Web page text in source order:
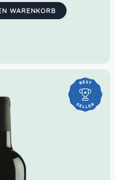
Flaschen
WARENKORB